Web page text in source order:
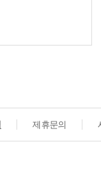
제휴문의